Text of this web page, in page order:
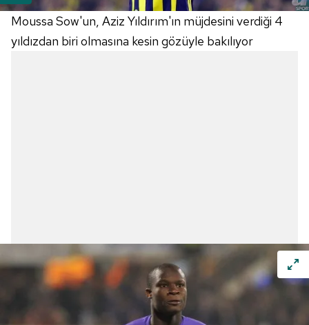
Moussa Sow'un, Aziz Yıldırım'ın müjdesini verdiği 4
yıldızdan biri olmasına kesin gözüyle bakılıyor